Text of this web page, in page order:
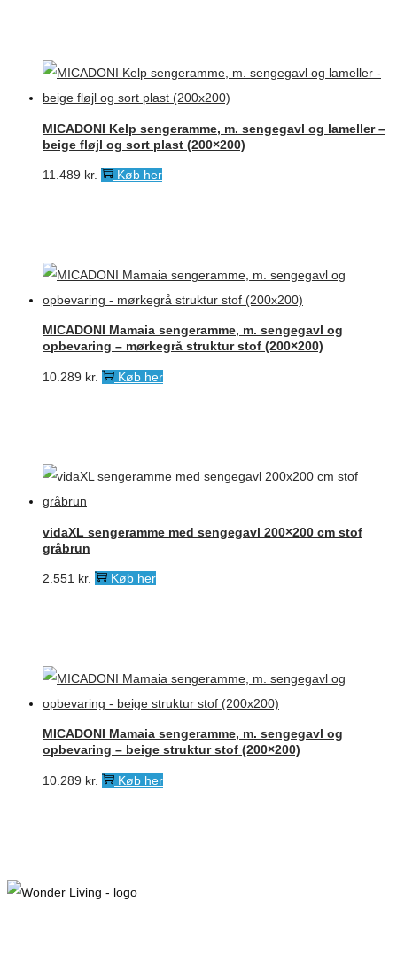
MICADONI Kelp sengeramme, m. sengegavl og lameller –
beige fløjl og sort plast (200×200)
11.489 kr. Køb her
MICADONI Mamaia sengeramme, m. sengegavl og
opbevaring – mørkegrå struktur stof (200×200)
10.289 kr. Køb her
vidaXL sengeramme med sengegavl 200×200 cm stof
gråbrun
2.551 kr. Køb her
MICADONI Mamaia sengeramme, m. sengegavl og
opbevaring – beige struktur stof (200×200)
10.289 kr. Køb her